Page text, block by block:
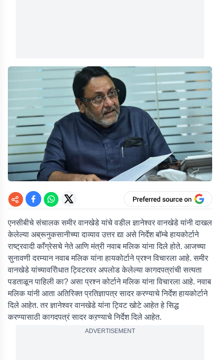
एनसीबीचे संचालक समीर वानखेडे यांचे वडील ज्ञानेश्वर वानखेडे यांनी दाखल
केलेल्या अब्रूनुकसानीच्या दाव्याव उत्तर द्या असे निर्देश बॉम्बे हायकोर्टाने
राष्ट्रवादी काँग्रेसचे नेते आणि मंत्री नवाब मलिक यांना दिले होते. आजच्या
सुनावणी दरम्यान नवाब मलिक यांना हायकोर्टाने प्रश्न विचारला आहे. समीर
वानखेडे यांच्यावरिोधात ट्विटरवर अपलोड केलेल्या कागदपत्रांची सत्यता
पडताळून पाहिली का? असा प्रश्न कोर्टाने मलिक यांना विचारला आहे. नवाब
मलिक यांनी आता अतिरिक्त प्रतिज्ञापत्र सादर करण्याचे निर्देश हायकोर्टाने
दिले आहेत. तर ज्ञानेश्वर वानखेडे यांना ट्विट खोटे आहेत हे सिद्ध
करण्यासाठी कागदपत्रं सादर कऱण्याचे निर्देश दिले आहेत.
ADVERTISEMENT